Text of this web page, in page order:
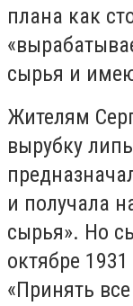
плана как
сырья и
Жителям
вырубку
и получала
сырья». Но
октябре
«Принять